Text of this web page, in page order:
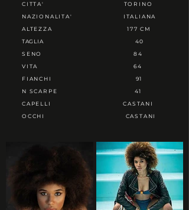
CITTA'
NAZIONALITA'
ALTEZZA
TAGLIA
SENO
VITA
FIANCHI
N SCARPE
CAPELLI
OCCHI
TORINO
ITALIANA
177 CM
40
84
64
91
41
CASTANI
CASTANI